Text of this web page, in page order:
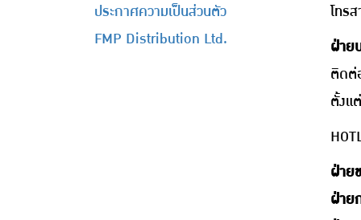
ประกาศความเป็นส่วนตัว
FMP Distribution Ltd.
โทร
ฝ่าย
ติดต่
ตั้งแ
ฝ่าย
ฝ่าย